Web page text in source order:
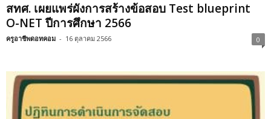
สทศ. เผยแพร่ผังการสร้างข้อสอบ Test blueprint
O-NET ปีการศึกษา 2566
ครูอาชีพดอทคอม - 16 ตุลาคม 2566 0